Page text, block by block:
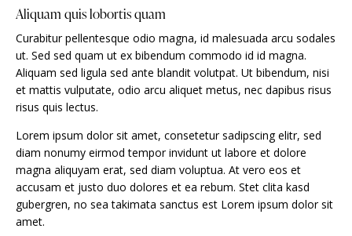
Aliquam quis lobortis quam
Curabitur pellentesque odio magna, id malesuada arcu sodales
ut. Sed sed quam ut ex bibendum commodo id id magna.
Aliquam sed ligula sed ante blandit volutpat. Ut bibendum, nisi
et mattis vulputate, odio arcu aliquet metus, nec dapibus risus
risus quis lectus.
Lorem ipsum dolor sit amet, consetetur sadipscing elitr, sed
diam nonumy eirmod tempor invidunt ut labore et dolore
magna aliquyam erat, sed diam voluptua. At vero eos et
accusam et justo duo dolores et ea rebum. Stet clita kasd
gubergren, no sea takimata sanctus est Lorem ipsum dolor sit
amet.